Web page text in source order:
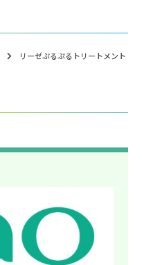
リーゼぷるぷるトリートメント